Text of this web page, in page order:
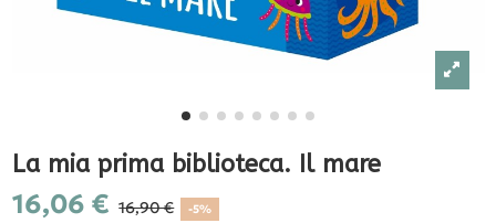
La mia prima biblioteca. Il mare
16,06 € 16,90 € -5%